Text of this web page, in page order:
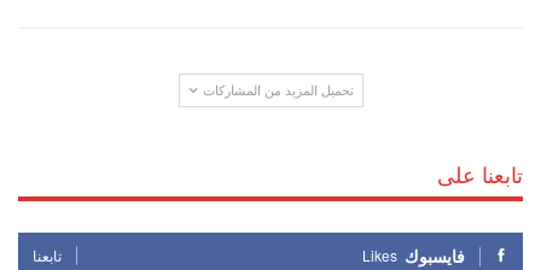
تحميل المزيد من المشاركات
تابعنا على
فايسبوك Likes تابعنا